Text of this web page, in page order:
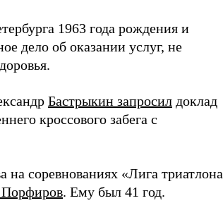
1963 года рождения и
дело об оказании услуг, не
Бастрыкин запросил доклад
кроссового забега с
соревнованиях «Лига триатлона
Порфиров. Ему был 41 год.